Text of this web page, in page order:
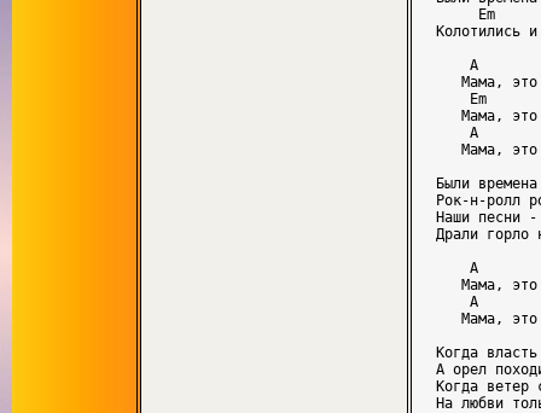
Em
Колотились
A
Мама,
Em
Мама,
A
Мама,
Были
Рок-н-ролл
Наши песни
Драли горло
A
Мама,
A
Мама,
Когда
А орел
Когда ветер
На любви